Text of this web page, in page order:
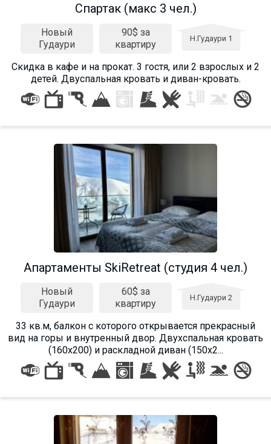
Спартак (макс 3 чел.)
Новый
Гудаури
90$ за
квартиру
Н.Гудаури 1
Скидка в кафе и на прокат. 3 гостя, или 2 взрослых и 2
детей. Двуспальная кровать и диван-кровать.
Aпартаменты SkiRetreat (студия 4 чел.)
Новый
Гудаури
60$ за
квартиру
Н.Гудаури 2
33 кв.м, балкон с которого открывается прекрасный
вид на горы и внутренный двор. Двухспальная кровать
(160х200) и раскладной диван (150х2...